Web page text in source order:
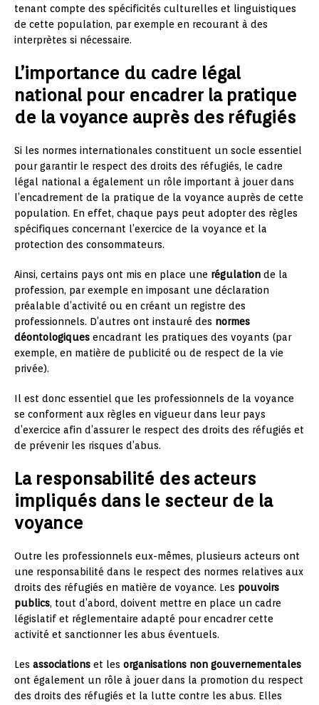
tenant compte des spécificités culturelles et linguistiques
de cette population, par exemple en recourant à des
interprètes si nécessaire.
L’importance du cadre légal
national pour encadrer la pratique
de la voyance auprès des réfugiés
Si les normes internationales constituent un socle essentiel
pour garantir le respect des droits des réfugiés, le cadre
légal national a également un rôle important à jouer dans
l’encadrement de la pratique de la voyance auprès de cette
population. En effet, chaque pays peut adopter des règles
spécifiques concernant l’exercice de la voyance et la
protection des consommateurs.
Ainsi, certains pays ont mis en place une régulation de la
profession, par exemple en imposant une déclaration
préalable d’activité ou en créant un registre des
professionnels. D’autres ont instauré des normes
déontologiques encadrant les pratiques des voyants (par
exemple, en matière de publicité ou de respect de la vie
privée).
Il est donc essentiel que les professionnels de la voyance
se conforment aux règles en vigueur dans leur pays
d’exercice afin d’assurer le respect des droits des réfugiés et
de prévenir les risques d’abus.
La responsabilité des acteurs
impliqués dans le secteur de la
voyance
Outre les professionnels eux-mêmes, plusieurs acteurs ont
une responsabilité dans le respect des normes relatives aux
droits des réfugiés en matière de voyance. Les pouvoirs
publics, tout d’abord, doivent mettre en place un cadre
législatif et réglementaire adapté pour encadrer cette
activité et sanctionner les abus éventuels.
Les associations et les organisations non gouvernementales
ont également un rôle à jouer dans la promotion du respect
des droits des réfugiés et la lutte contre les abus. Elles